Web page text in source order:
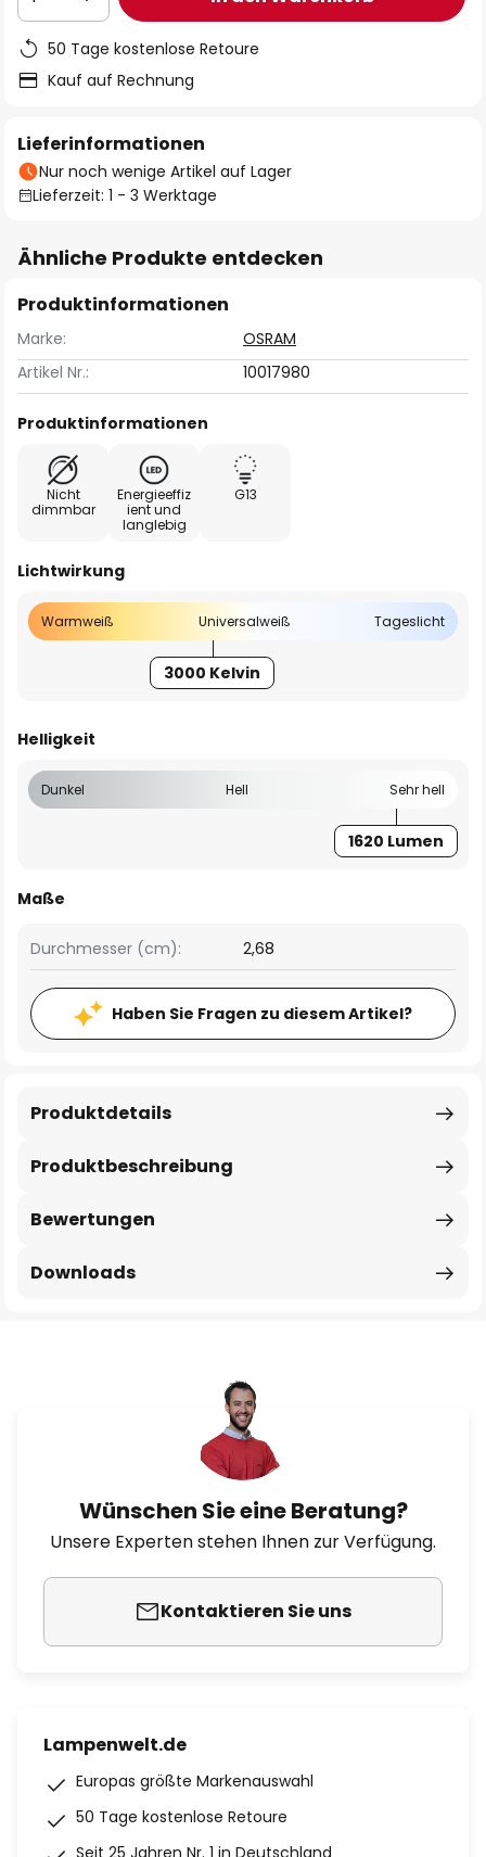
50 Tage kostenlose Retoure
Kauf auf Rechnung
Lieferinformationen
Nur noch wenige Artikel auf Lager
Lieferzeit: 1 - 3 Werktage
Ähnliche Produkte entdecken
Produktinformationen
Marke:
OSRAM
Artikel Nr.:
10017980
Produktinformationen
Nicht
dimmbar
Energieeffiz
ient und
langlebig
G13
Lichtwirkung
Warmweiß Universalweiß Tageslicht
3000 Kelvin
Helligkeit
Dunkel Hell Sehr hell
1620 Lumen
Maße
Durchmesser (cm): 2,68
Haben Sie Fragen zu diesem Artikel?
Produktbeschreibung
Produktdetails
Bewertungen
Downloads
Wünschen Sie eine Beratung?
Unsere Experten stehen Ihnen zur Verfügung.
Kontaktieren Sie uns
Lampenwelt.de
Europas größte Markenauswahl
50 Tage kostenlose Retoure
Seit 25 Jahren Nr. 1 in Deutschland